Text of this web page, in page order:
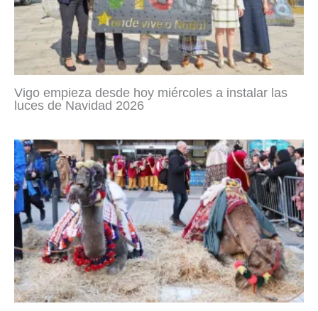
Vigo empieza desde hoy miércoles a instalar las
luces de Navidad 2026